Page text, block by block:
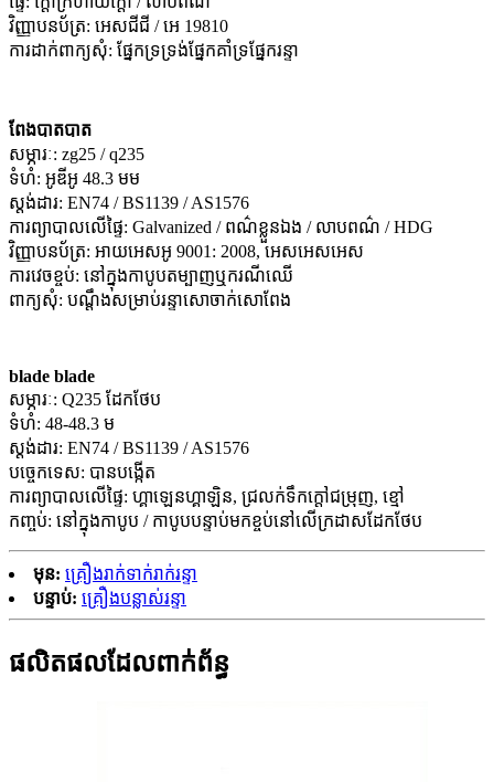
វិញ្ញាបនប័ត្រ: អេសជីជី / អេ 19810
ការដាក់ពាក្យសុំ: ផ្នែកទ្រទ្រង់ផ្នែកគាំទ្រផ្នែករន្ទា
ពែងបាតបាត
សម្ភារៈ: zg25 / q235
ទំហំ: អូឌីអូ 48.3 មម
ស្តង់ដារ: EN74 / BS1139 / AS1576
ការព្យាបាលលើផ្ទៃ: Galvanized / ពណ៌ខ្លួនឯង / លាបពណ៌ / HDG
វិញ្ញាបនប័ត្រ: អាយអេសអូ 9001: 2008, អេសអេសអេស
ការវេចខ្ចប់: នៅក្នុងកាបូបតម្បាញឬករណីឈើ
ពាក្យសុំ: បណ្តឹងសម្រាប់រន្ទាសោចាក់សោពែង
blade blade
សម្ភារៈ: Q235 ដែកថែប
ទំហំ: 48-48.3 ម
ស្តង់ដារ: EN74 / BS1139 / AS1576
បច្ចេកទេស: បានបង្កើត
ការព្យាបាលលើផ្ទៃ: ហ្គាឡេនហ្គាឡិន, ជ្រលក់ទឹកក្តៅជម្រុញ, ខ្មៅ
កញ្ចប់: នៅក្នុងកាបូប / កាបូបបន្ទាប់មកខ្ចប់នៅលើក្រដាសដែកថែប
មុន: គ្រឿងរាក់ទាក់រាក់រន្ទា
បន្ទាប់: គ្រឿងបន្លាស់រន្ទា
ផលិតផលដែលពាក់ព័ន្ធ